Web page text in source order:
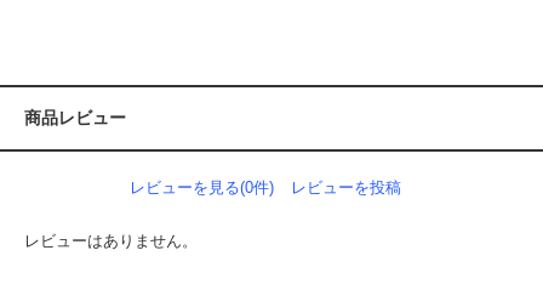
商品レビュー
レビューを見る(0件) レビューを投稿
レビューはありません。